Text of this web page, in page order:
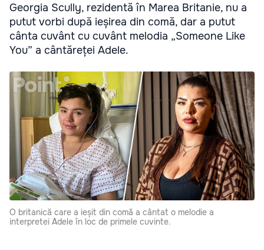
Georgia Scully, rezidentă în Marea Britanie, nu a
putut vorbi după ieșirea din comă, dar a putut
cânta cuvânt cu cuvânt melodia „Someone Like
You” a cântăreței Adele.
O britanică care a ieșit din comă a cântat o melodie a
interpretei Adele în loc de primele cuvinte.